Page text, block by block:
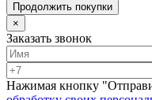
Продолжить покупки
×
Заказать звонок
Нажимая кнопку